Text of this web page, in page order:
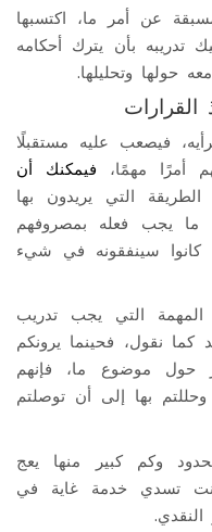
عن أمر ما، اكتسبها
تدريبه بأن يترك أحكامه
حولها وتحليلها.
فيصعب عليه مستقبلًا
أمرًا مهمًا، فيمكنك أن
الطريقة التي يريدون بها
ما يجب فعله بمصروفهم
كانوا سينفقونه في شيء
المهمة التي يجب تدريب
كما نقول، فحينما يرونكم
حول موضوع ما، فإنهم
بها إلى أن توصلتم
وكم كبير منها يعج
فأنت تسدي خدمة غاية في